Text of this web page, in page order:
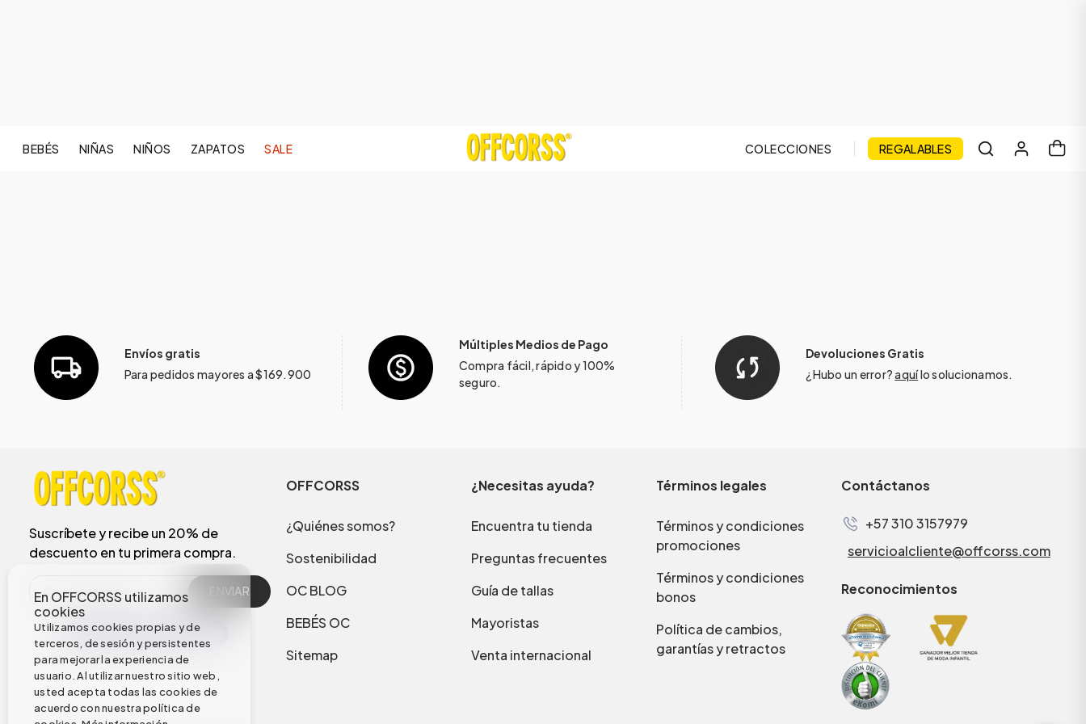
BEBÉS NIÑAS NIÑOS ZAPATOS SALE COLECCIONES REGALABLES
En OFFCORSS utilizamos
cookies
Utilizamos cookies propias y de
terceros, de sesión y persistentes
para mejorar la experiencia de
usuario. Al utilizar nuestro sitio web,
usted acepta todas las cookies de
acuerdo con nuestra política de
Envíos gratis
Para pedidos mayores a $169.900
Múltiples Medios de Pago
Compra fácil, rápido y 100%
seguro.
Devoluciones Gratis
¿Hubo un error?aquílo solucionamos.
Suscríbete y recibe un 20% de
descuento en tu primera compra.
ENVIAR
OFFCORSS
¿Quiénes somos?
Sostenibilidad
OC BLOG
BEBÉS OC
Sitemap
¿Necesitas ayuda?
Encuentra tu tienda
Preguntas frecuentes
Guía de tallas
Mayoristas
Venta internacional
Términos legales
Términos y condiciones
promociones
Términos y condiciones
bonos
Política de cambios,
garantías y retractos
Contáctanos
+57 310 3157979
servicioalcliente@offcorss.com
Reconocimientos